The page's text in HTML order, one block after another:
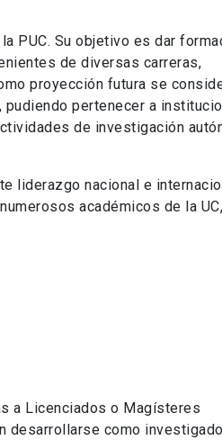
PUC. Su objetivo es dar
de diversas carreras,
proyección futura se
pertenecer a
de investigación
liderazgo nacional e
académicos de la
a Licenciados o Magísteres
desarrollarse como